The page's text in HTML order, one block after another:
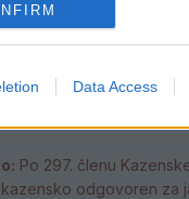
Data Access
5. avgust 2026
Po 297. členu
odgovoren za